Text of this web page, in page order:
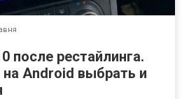
после рестайлинга.
Android выбрать и